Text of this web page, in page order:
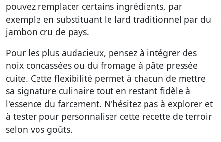
pouvez remplacer certains ingrédients, par
exemple en substituant le lard traditionnel par du
jambon cru de pays.
Pour les plus audacieux, pensez à intégrer des
noix concassées ou du fromage à pâte pressée
cuite. Cette flexibilité permet à chacun de mettre
sa signature culinaire tout en restant fidèle à
l'essence du farcement. N'hésitez pas à explorer et
à tester pour personnaliser cette recette de terroir
selon vos goûts.